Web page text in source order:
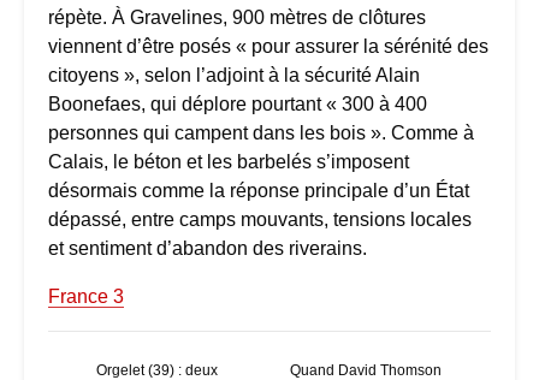
répète. À Gravelines, 900 mètres de clôtures
viennent d’être posés « pour assurer la sérénité des
citoyens », selon l’adjoint à la sécurité Alain
Boonefaes, qui déplore pourtant « 300 à 400
personnes qui campent dans les bois ». Comme à
Calais, le béton et les barbelés s’imposent
désormais comme la réponse principale d’un État
dépassé, entre camps mouvants, tensions locales
et sentiment d’abandon des riverains.
France 3
Orgelet (39) : deux
Quand David Thomson